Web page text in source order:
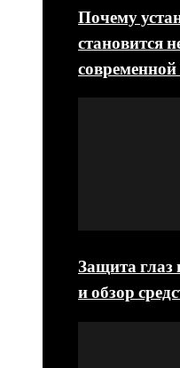
Почему
становится
современной
Защита глаз
и обзор